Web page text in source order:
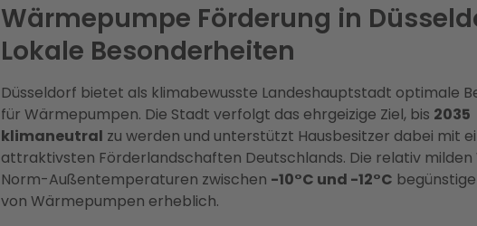
Wärmepumpe Förderung in
Lokale Besonderheiten
Düsseldorf bietet als klimabewusste Landeshauptstadt optimale
für Wärmepumpen. Die Stadt verfolgt das ehrgeizige Ziel, bis 2035
klimaneutral zu werden und unterstützt Hausbesitzer dabei mit
attraktivsten Förderlandschaften Deutschlands. Die relativ
Norm-Außentemperaturen zwischen -10°C und -12°C
von Wärmepumpen erheblich.